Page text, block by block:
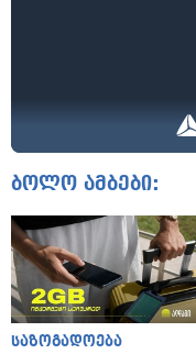
ბოლო ამბები:
საზოგადოება